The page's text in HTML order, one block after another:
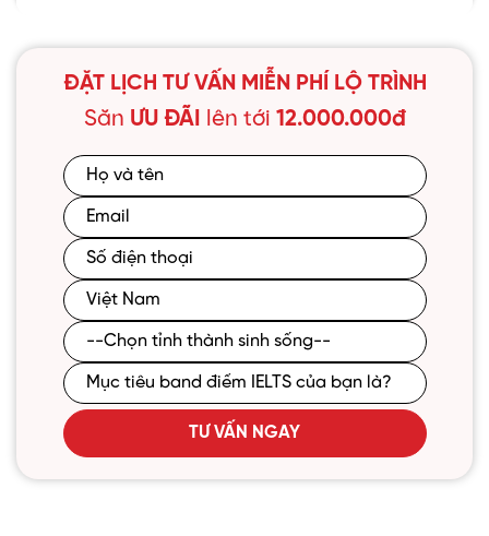
ĐẶT LỊCH TƯ VẤN MIỄN PHÍ LỘ TRÌNH
Săn ƯU ĐÃI lên tới 12.000.000đ
TƯ VẤN NGAY